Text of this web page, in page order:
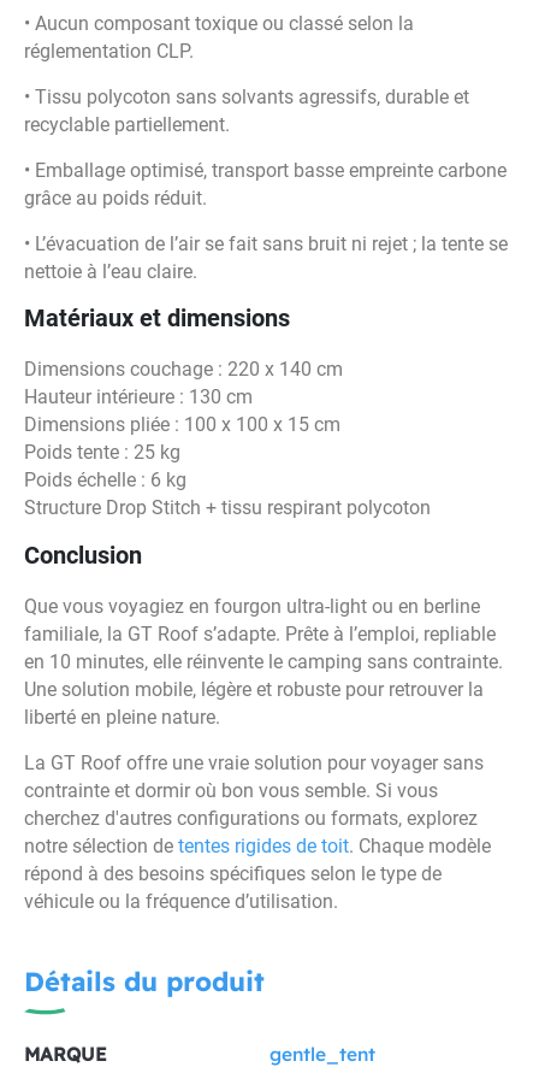
• Aucun composant toxique ou classé selon la
réglementation CLP.
• Tissu polycoton sans solvants agressifs, durable et
recyclable partiellement.
• Emballage optimisé, transport basse empreinte carbone
grâce au poids réduit.
• L’évacuation de l’air se fait sans bruit ni rejet ; la tente se
nettoie à l’eau claire.
Matériaux et dimensions
Dimensions couchage : 220 x 140 cm
Hauteur intérieure : 130 cm
Dimensions pliée : 100 x 100 x 15 cm
Poids tente : 25 kg
Poids échelle : 6 kg
Structure Drop Stitch + tissu respirant polycoton
Conclusion
Que vous voyagiez en fourgon ultra-light ou en berline
familiale, la GT Roof s’adapte. Prête à l’emploi, repliable
en 10 minutes, elle réinvente le camping sans contrainte.
Une solution mobile, légère et robuste pour retrouver la
liberté en pleine nature.
La GT Roof offre une vraie solution pour voyager sans
contrainte et dormir où bon vous semble. Si vous
cherchez d'autres configurations ou formats, explorez
notre sélection de tentes rigides de toit. Chaque modèle
répond à des besoins spécifiques selon le type de
véhicule ou la fréquence d’utilisation.
Détails du produit
MARQUE gentle_tent